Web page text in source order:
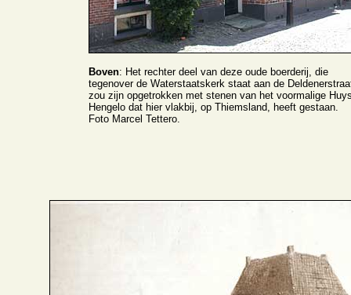
Boven: Het rechter deel van deze oude boerderij, die
tegenover de Waterstaatskerk staat aan de
zou zijn opgetrokken met stenen van het voormalige
Hengelo dat hier vlakbij, op Thiemsland, heeft gestaan.
Foto Marcel Tettero.